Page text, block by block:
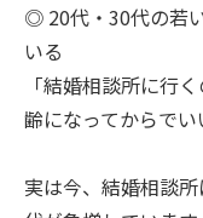
◎ 20代・30代の若
いる
「結婚相談所に行
齢になってからで
実は今、結婚相談